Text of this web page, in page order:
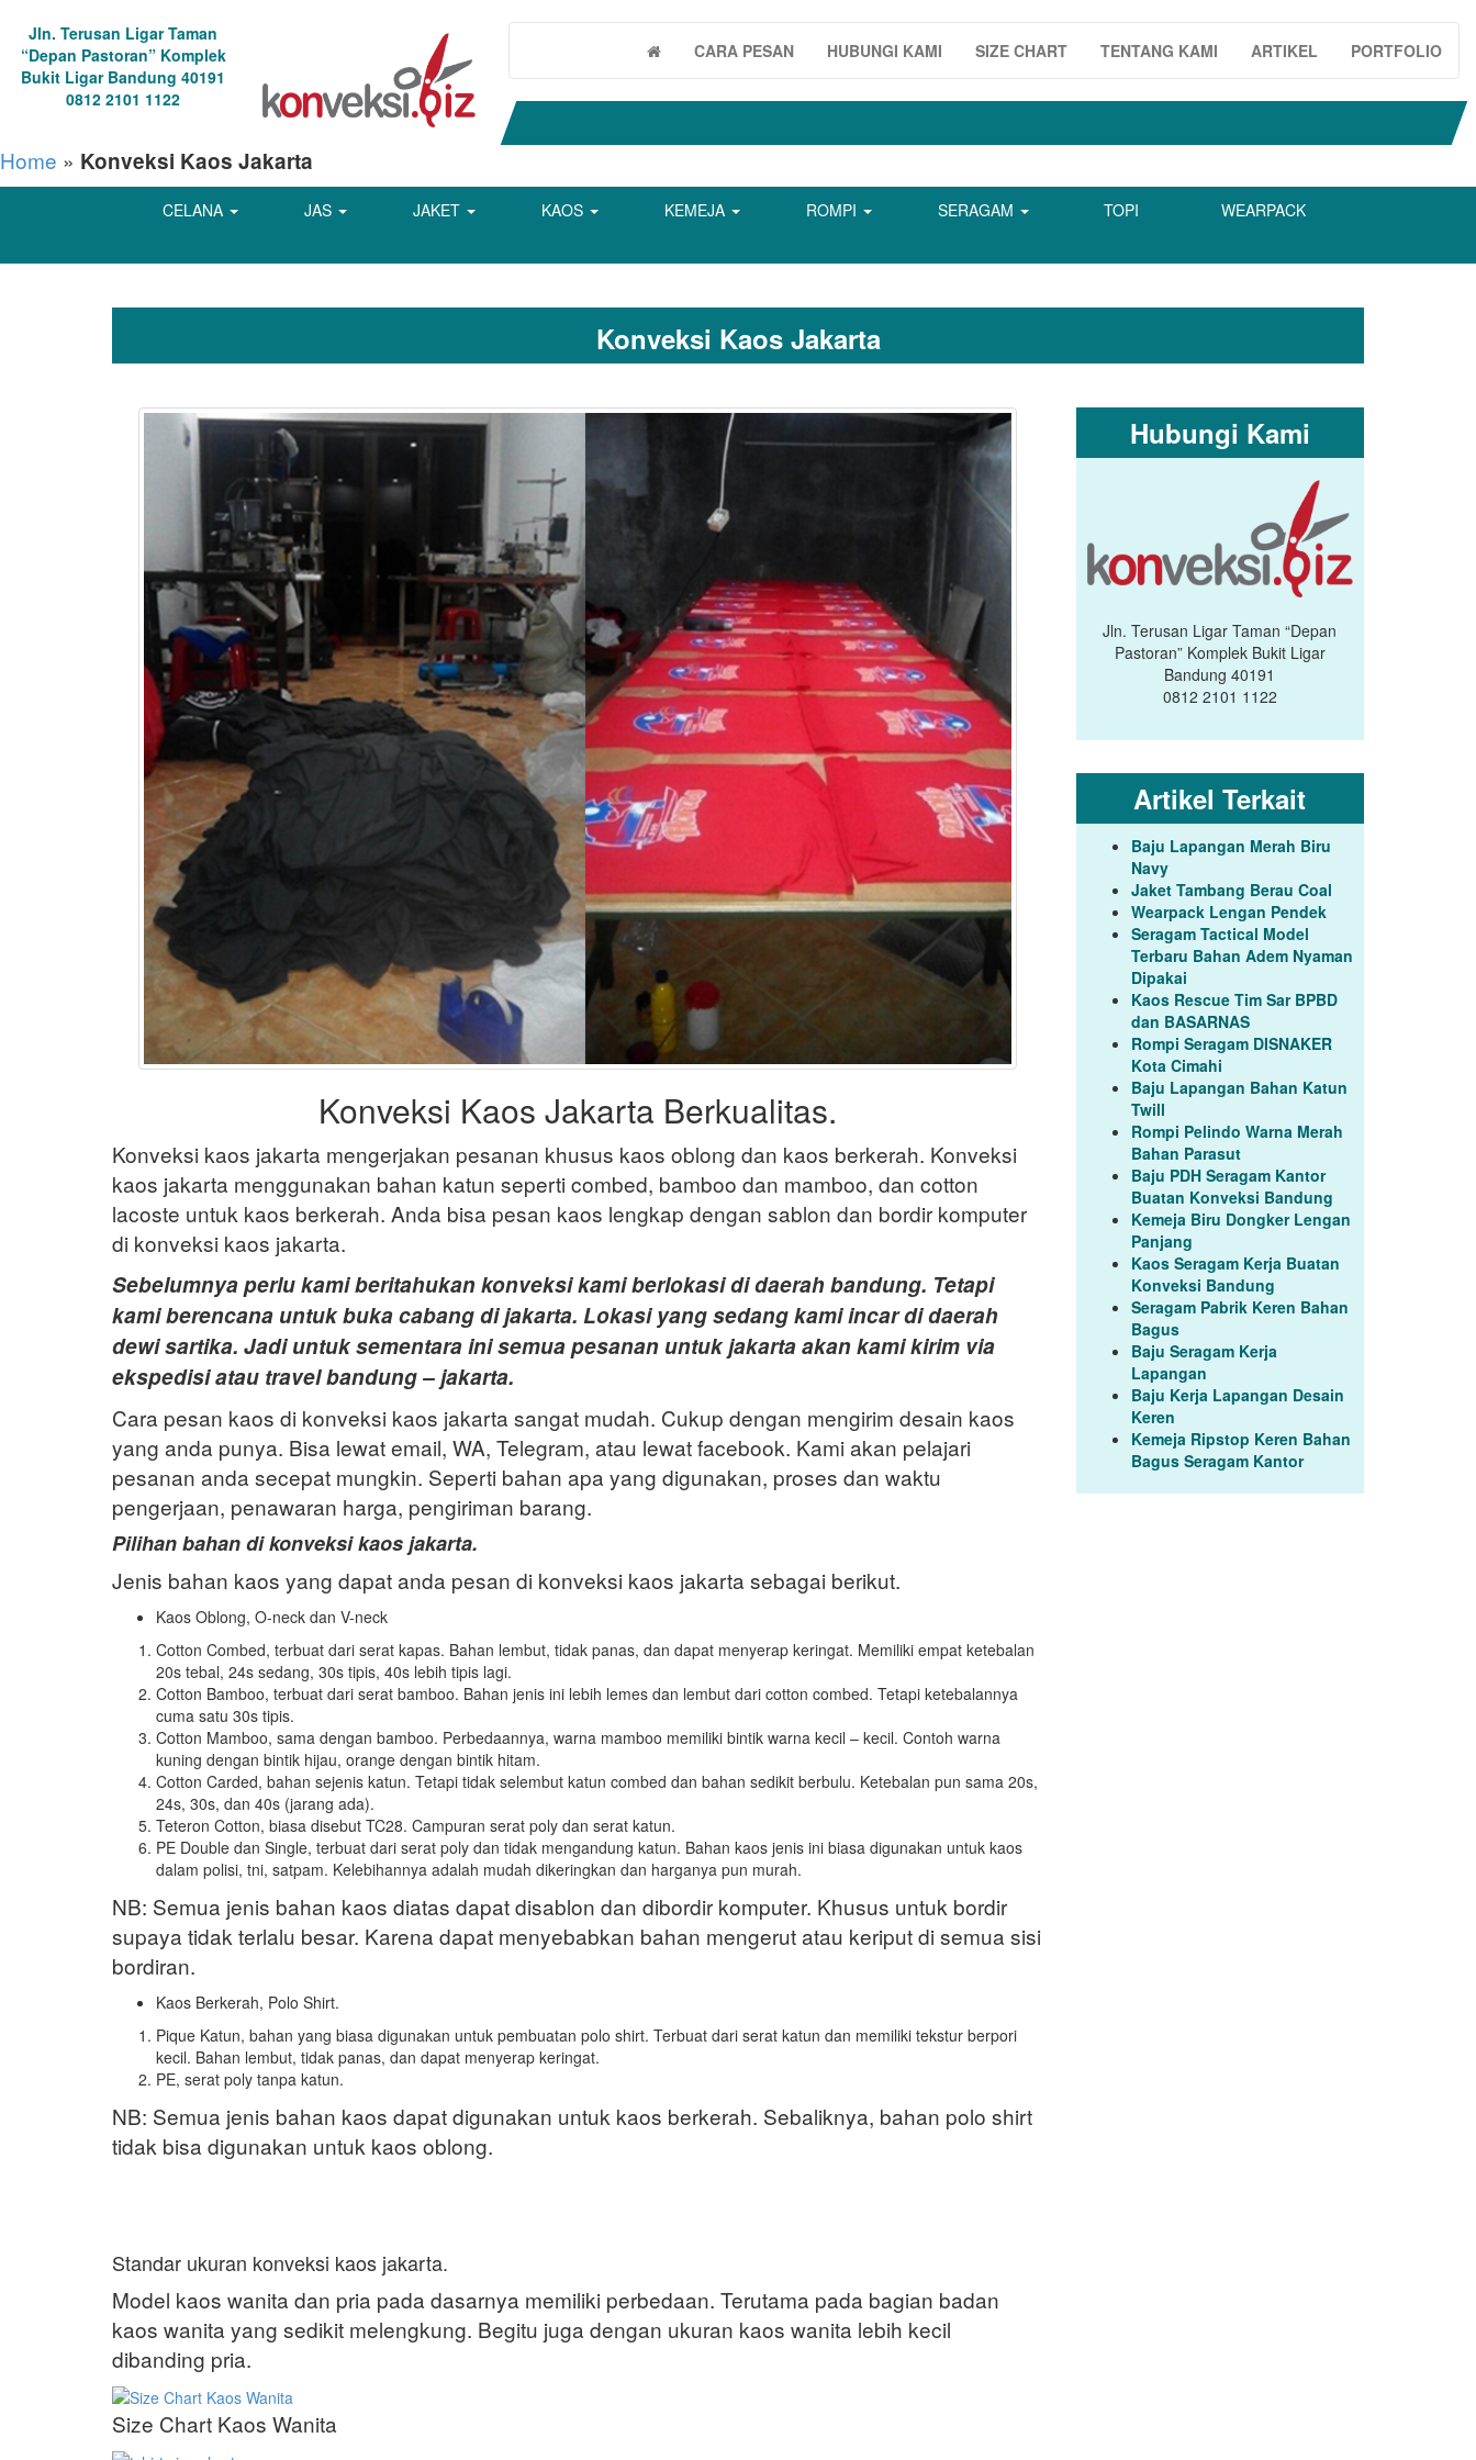
Jln. Terusan Ligar Taman
“Depan Pastoran” Komplek
Bukit Ligar Bandung 40191
0812 2101 1122
CARA PESAN HUBUNGI KAMI SIZE CHART TENTANG KAMI ARTIKEL PORTFOLIO
Home » Konveksi Kaos Jakarta
CELANA JAS JAKET KAOS KEMEJA ROMPI SERAGAM TOPI WEARPACK
Konveksi Kaos Jakarta
Konveksi Kaos Jakarta Berkualitas.
Konveksi kaos jakarta mengerjakan pesanan khusus kaos oblong dan kaos berkerah. Konveksi
kaos jakarta menggunakan bahan katun seperti combed, bamboo dan mamboo, dan cotton
lacoste untuk kaos berkerah. Anda bisa pesan kaos lengkap dengan sablon dan bordir komputer
di konveksi kaos jakarta.
Sebelumnya perlu kami beritahukan konveksi kami berlokasi di daerah bandung. Tetapi
kami berencana untuk buka cabang di jakarta. Lokasi yang sedang kami incar di daerah
dewi sartika. Jadi untuk sementara ini semua pesanan untuk jakarta akan kami kirim via
ekspedisi atau travel bandung – jakarta.
Cara pesan kaos di konveksi kaos jakarta sangat mudah. Cukup dengan mengirim desain kaos
yang anda punya. Bisa lewat email, WA, Telegram, atau lewat facebook. Kami akan pelajari
pesanan anda secepat mungkin. Seperti bahan apa yang digunakan, proses dan waktu
pengerjaan, penawaran harga, pengiriman barang.
Pilihan bahan di konveksi kaos jakarta.
Jenis bahan kaos yang dapat anda pesan di konveksi kaos jakarta sebagai berikut.
Kaos Oblong, O-neck dan V-neck
Cotton Combed, terbuat dari serat kapas. Bahan lembut, tidak panas, dan dapat menyerap keringat. Memiliki empat ketebalan
20s tebal, 24s sedang, 30s tipis, 40s lebih tipis lagi.
Cotton Bamboo, terbuat dari serat bamboo. Bahan jenis ini lebih lemes dan lembut dari cotton combed. Tetapi ketebalannya
cuma satu 30s tipis.
Cotton Mamboo, sama dengan bamboo. Perbedaannya, warna mamboo memiliki bintik warna kecil – kecil. Contoh warna
kuning dengan bintik hijau, orange dengan bintik hitam.
Cotton Carded, bahan sejenis katun. Tetapi tidak selembut katun combed dan bahan sedikit berbulu. Ketebalan pun sama 20s,
24s, 30s, dan 40s (jarang ada).
Teteron Cotton, biasa disebut TC28. Campuran serat poly dan serat katun.
PE Double dan Single, terbuat dari serat poly dan tidak mengandung katun. Bahan kaos jenis ini biasa digunakan untuk kaos
dalam polisi, tni, satpam. Kelebihannya adalah mudah dikeringkan dan harganya pun murah.
NB: Semua jenis bahan kaos diatas dapat disablon dan dibordir komputer. Khusus untuk bordir
supaya tidak terlalu besar. Karena dapat menyebabkan bahan mengerut atau keriput di semua sisi
bordiran.
Kaos Berkerah, Polo Shirt.
Pique Katun, bahan yang biasa digunakan untuk pembuatan polo shirt. Terbuat dari serat katun dan memiliki tekstur berpori
kecil. Bahan lembut, tidak panas, dan dapat menyerap keringat.
PE, serat poly tanpa katun.
NB: Semua jenis bahan kaos dapat digunakan untuk kaos berkerah. Sebaliknya, bahan polo shirt
tidak bisa digunakan untuk kaos oblong.
Standar ukuran konveksi kaos jakarta.
Model kaos wanita dan pria pada dasarnya memiliki perbedaan. Terutama pada bagian badan
kaos wanita yang sedikit melengkung. Begitu juga dengan ukuran kaos wanita lebih kecil
dibanding pria.
Size Chart Kaos Wanita
Hubungi Kami
Jln. Terusan Ligar Taman “Depan
Pastoran” Komplek Bukit Ligar
Bandung 40191
0812 2101 1122
Artikel Terkait
Baju Lapangan Merah Biru
Navy
Jaket Tambang Berau Coal
Wearpack Lengan Pendek
Seragam Tactical Model
Terbaru Bahan Adem Nyaman
Dipakai
Kaos Rescue Tim Sar BPBD
dan BASARNAS
Rompi Seragam DISNAKER
Kota Cimahi
Baju Lapangan Bahan Katun
Twill
Rompi Pelindo Warna Merah
Bahan Parasut
Baju PDH Seragam Kantor
Buatan Konveksi Bandung
Kemeja Biru Dongker Lengan
Panjang
Kaos Seragam Kerja Buatan
Konveksi Bandung
Seragam Pabrik Keren Bahan
Bagus
Baju Seragam Kerja
Lapangan
Baju Kerja Lapangan Desain
Keren
Kemeja Ripstop Keren Bahan
Bagus Seragam Kantor